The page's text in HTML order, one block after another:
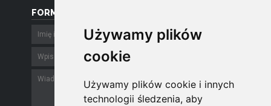
Używamy plików
cookie
Używamy plików cookie i innych
technologii śledzenia, aby
Używamy plików
cookie
Używamy plików cookie i innych
technologii śledzenia, aby
FORMULARZ